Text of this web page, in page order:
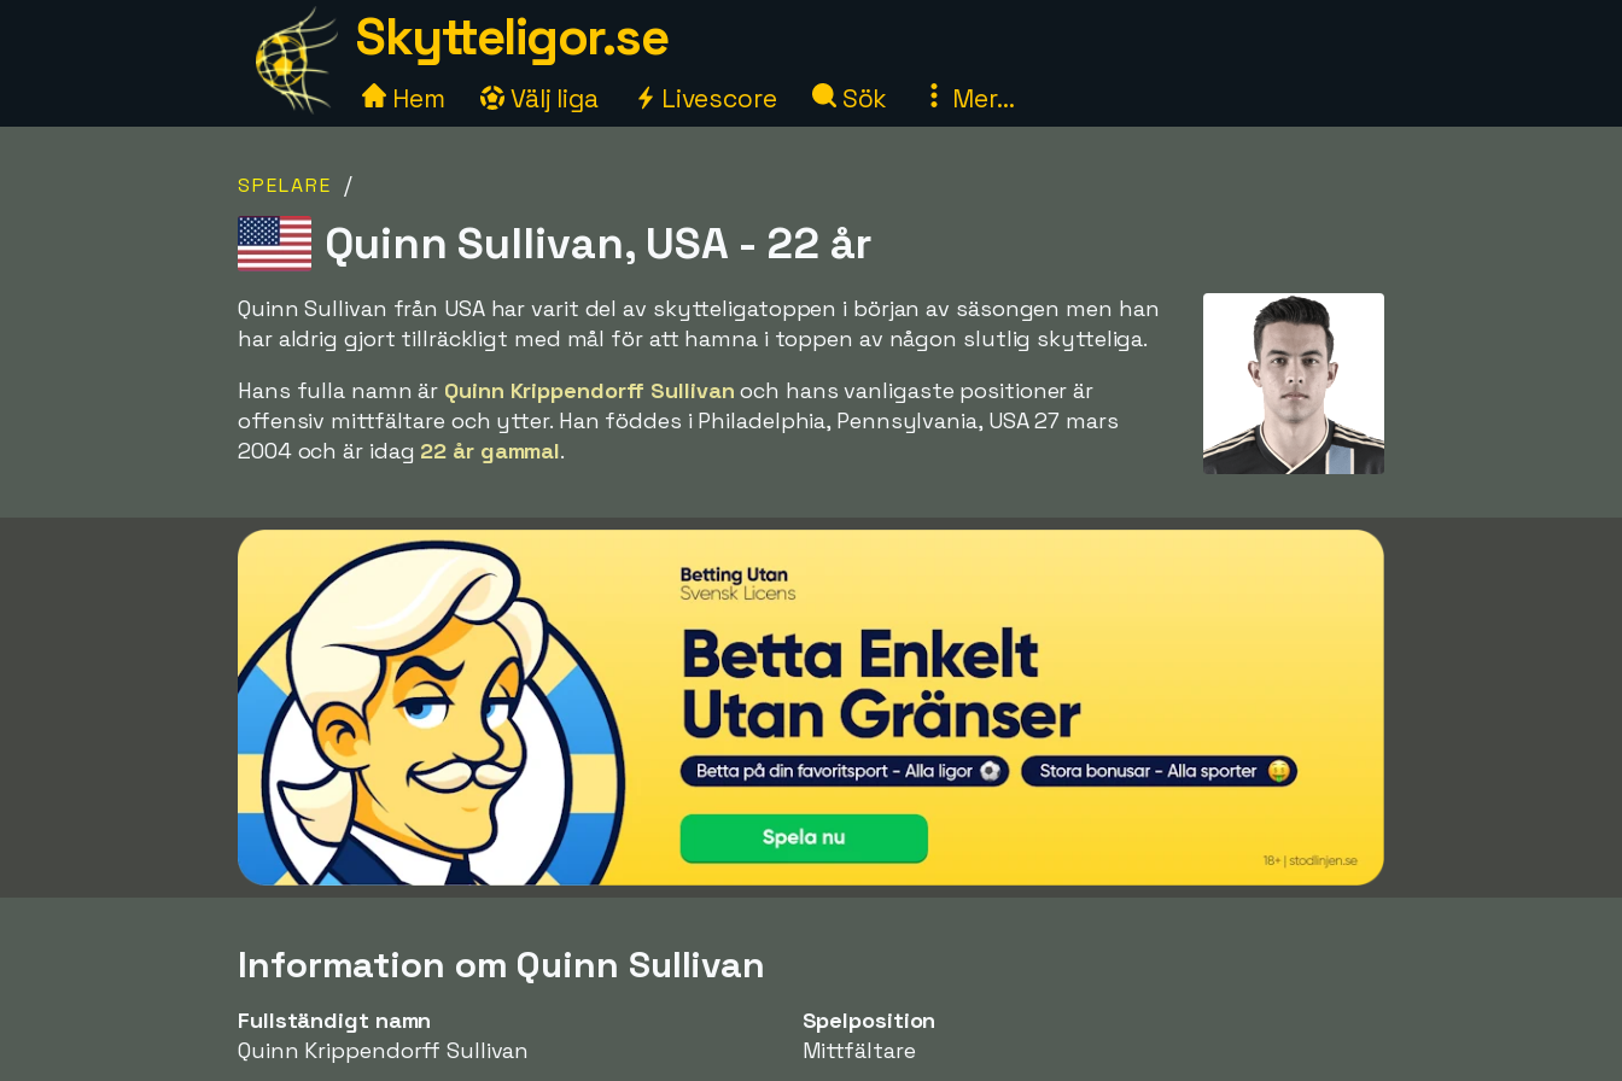
Skytteligor.se
Hem Välj liga Livescore Sök Mer...
SPELARE /
Quinn Sullivan, USA - 22 år
Quinn Sullivan från USA har varit del av skytteligatoppen i början av säsongen men han
har aldrig gjort tillräckligt med mål för att hamna i toppen av någon slutlig skytteliga.
Hans fulla namn är Quinn Krippendorff Sullivan och hans vanligaste positioner är
offensiv mittfältare och ytter. Han föddes i Philadelphia, Pennsylvania, USA 27 mars
2004 och är idag 22 år gammal.
Information om Quinn Sullivan
Fullständigt namn
Quinn Krippendorff Sullivan
Spelposition
Mittfältare